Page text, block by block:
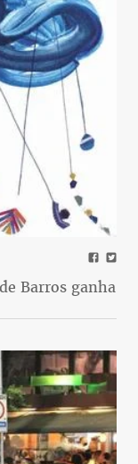
Barros ganha